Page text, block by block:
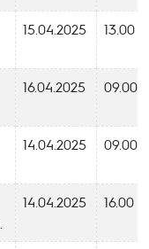
15.04.2025 13.00
16.04.2025 09.00
14.04.2025 09.00
14.04.2025 16.00